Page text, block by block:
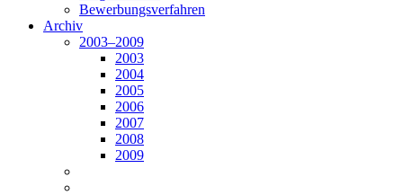
Bewerbungsverfahren
Archiv
2003–2009
2003
2004
2005
2006
2007
2008
2009